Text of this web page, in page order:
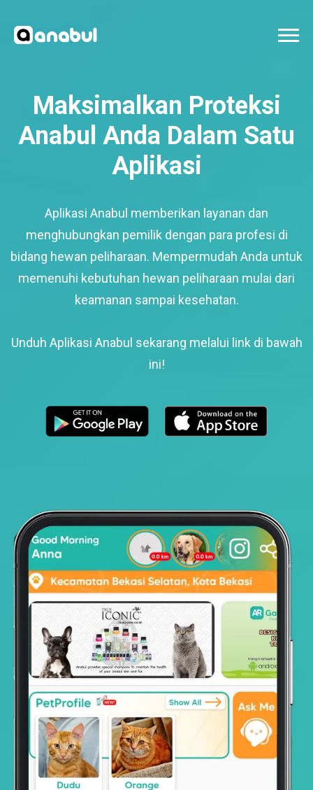
Maksimalkan Proteksi
Anabul Anda Dalam Satu
Aplikasi
Aplikasi Anabul memberikan layanan dan
menghubungkan pemilik dengan para profesi di
bidang hewan peliharaan. Mempermudah Anda untuk
memenuhi kebutuhan hewan peliharaan mulai dari
keamanan sampai kesehatan.
Unduh Aplikasi Anabul sekarang melalui link di bawah
ini!